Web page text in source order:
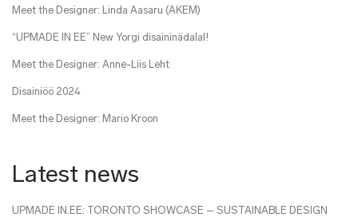
Meet the Designer: Linda Aasaru (AKEM)
“UPMADE IN EE” New Yorgi disaininädalal!
Meet the Designer: Anne-Liis Leht
Disainiöö 2024
Meet the Designer: Mario Kroon
Latest news
UPMADE IN.EE: TORONTO SHOWCASE – SUSTAINABLE DESIGN